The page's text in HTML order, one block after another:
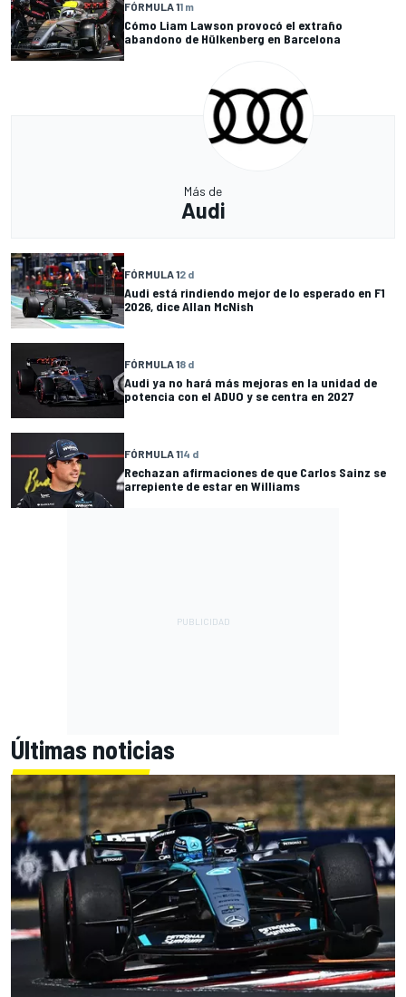
FÓRMULA 11 m
Cómo Liam Lawson provocó el extraño
abandono de Hülkenberg en Barcelona
Más de
Audi
FÓRMULA 12 d
Audi está rindiendo mejor de lo esperado en F1
2026, dice Allan McNish
FÓRMULA 18 d
Audi ya no hará más mejoras en la unidad de
potencia con el ADUO y se centra en 2027
FÓRMULA 114 d
Rechazan afirmaciones de que Carlos Sainz se
arrepiente de estar en Williams
Últimas noticias